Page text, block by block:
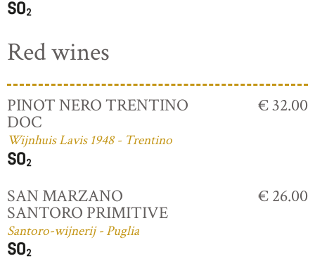
Red wines
PINOT NERO TRENTINO
DOC
Wijnhuis Lavis 1948 - Trentino
€ 32.00
SAN MARZANO
SANTORO PRIMITIVE
Santoro-wijnerij - Puglia
€ 26.00